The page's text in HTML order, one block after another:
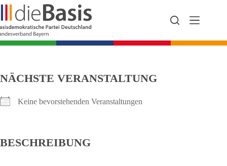
Zum
Inhalt
springen
NÄCHSTE VERANSTALTUNG
Keine bevorstehenden Veranstaltungen
BESCHREIBUNG